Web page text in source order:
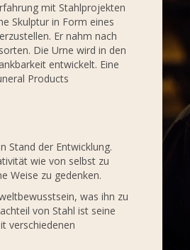
mit Stahlprojekten
Skulptur in Form eines
Er nahm nach
Die Urne wird in den
entwickelt. Eine
Products
Stand der Entwicklung.
wie von selbst zu
Weise zu gedenken.
was ihn zu
von Stahl ist seine
verschiedenen